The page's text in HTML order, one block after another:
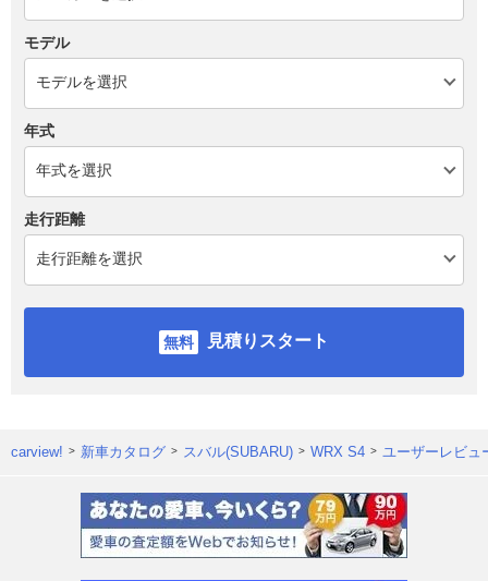
モデル
年式
走行距離
見積りスタート
carview! 新車カタログ スバル(SUBARU) WRX S4 ユーザーレビュ